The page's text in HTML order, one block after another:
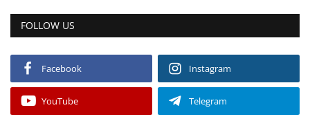
FOLLOW US
Facebook Instagram
YouTube Telegram